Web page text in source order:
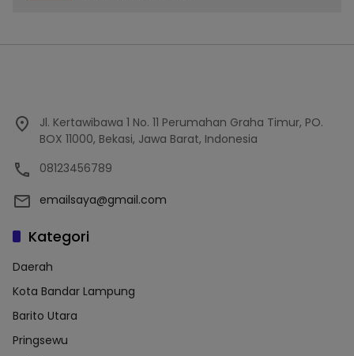
Jl. Kertawibawa 1 No. 11 Perumahan Graha Timur, PO.
BOX 11000, Bekasi, Jawa Barat, Indonesia
08123456789
emailsaya@gmail.com
Kategori
Daerah
Kota Bandar Lampung
Barito Utara
Pringsewu